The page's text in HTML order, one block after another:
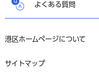
よくある質問
港区ホームページについて
サイトマップ